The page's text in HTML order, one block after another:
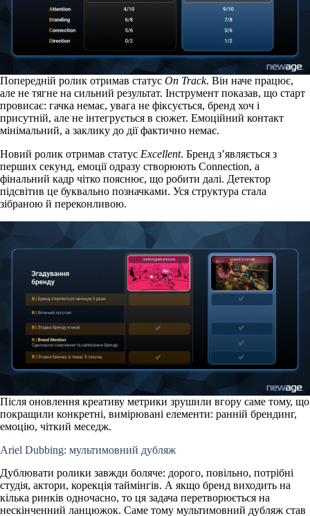
Попередній ролик отримав статус On Track. Він наче працює,
але не тягне на сильний результат. Інструмент показав, що старт
провисає: гачка немає, увага не фіксується, бренд хоч і
присутній, але не інтегрується в сюжет. Емоційний контакт
мінімальний, а заклику до дії фактично немає.
Новий ролик отримав статус Excellent. Бренд з’являється з
перших секунд, емоції одразу створюють Connection, а
фінальний кадр чітко пояснює, що робити далі. Детектор
підсвітив це буквально позначками. Уся структура стала
зібраною й переконливою.
Після оновлення креативу метрики зрушили вгору саме тому, що
покращили конкретні, вимірювані елементи: ранній брендинг,
емоцію, чіткий меседж.
Ariel Dubbing: мультимовний дубляж
Дублювати ролики завжди боляче: дорого, повільно, потрібні
студія, актори, корекція таймінгів. А якщо бренд виходить на
кілька ринків одночасно, то ця задача перетворюється на
нескінченний ланцюжок. Саме тому мультимовний дубляж став